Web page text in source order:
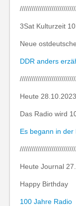
3Sat Kulturzeit
Neue
DDR anders
Heute 28.10.2023
Das Radio wird
Es begann in der
Heute Journal
Happy Birthday
100 Jahre Radio